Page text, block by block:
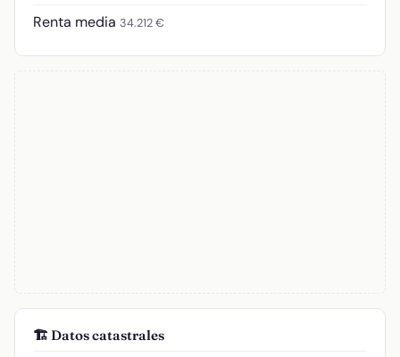
Renta media 34.212 €
🏗️ Datos catastrales